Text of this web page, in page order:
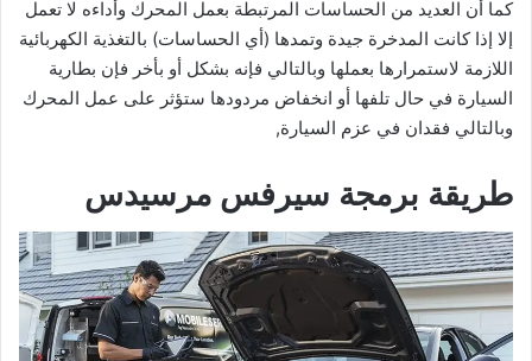
كما أن العديد من الحساسات المرتبطة بعمل المحرك وأداءه لا تعمل
إلا إذا كانت المدخرة جيدة وتمدها (أي الحساسات) بالتغذية الكهربائية
اللازمة لاستمرارها بعملها وبالتالي فإنه بشكل أو بأخر فإن بطارية
السيارة في حال تلفها أو انخفاض مردودها ستؤثر على عمل المحرك
وبالتالي فقدان في عزم السيارة,
طريقة برمجة سيرفس مرسيدس